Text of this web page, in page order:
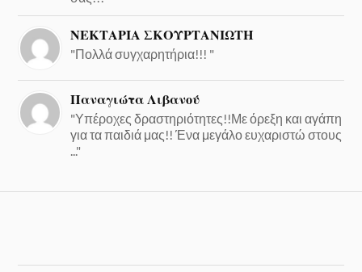
ΝΕΚΤΑΡΙΑ ΣΚΟΥΡΤΑΝΙΩΤΗ
"Πολλά συγχαρητήρια!!! "
Παναγιώτα Λιβανού
"Υπέροχες δραστηριότητες!!Με όρεξη και αγάπη
για τα παιδιά μας!! Ένα μεγάλο ευχαριστώ στους
..."